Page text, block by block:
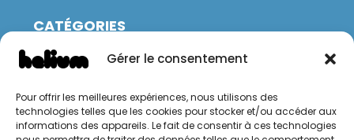
Gérer le consentement
Pour offrir les meilleures expériences, nous utilisons des
technologies telles que les cookies pour stocker et/ou accéder aux
informations des appareils. Le fait de consentir à ces technologies
CATÉGORIES
Mobilier
Brico
Jardin